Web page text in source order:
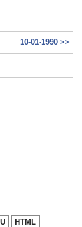
10-01-1990 >>
HTML